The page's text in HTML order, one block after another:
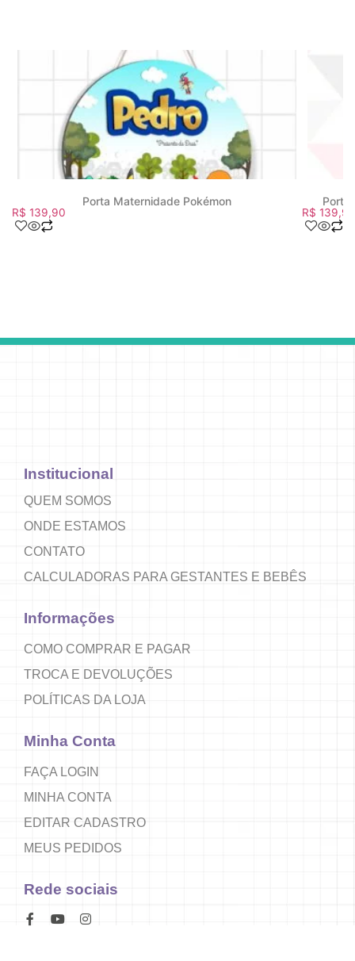
Porta Maternidade Pokémon
R$ 139,90
Porta
R$ 139,90
Institucional
QUEM SOMOS
ONDE ESTAMOS
CONTATO
CALCULADORAS PARA GESTANTES E BEBÊS
Informações
COMO COMPRAR E PAGAR
TROCA E DEVOLUÇÕES
POLÍTICAS DA LOJA
Minha Conta
FAÇA LOGIN
MINHA CONTA
EDITAR CADASTRO
MEUS PEDIDOS
Rede sociais